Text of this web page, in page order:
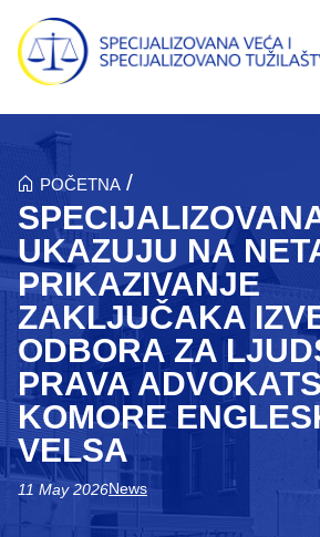
Skip to main content
POČETNA /
UKAZUJU NA
PRIKAZIVANJE
ZAKLJUČAKA
ODBORA ZA
PRAVA
KOMORE
VELSA
11 May 2026News